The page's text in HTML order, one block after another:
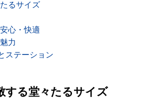
るサイズ
心・快適
力
ステーション
する堂々たるサイズ